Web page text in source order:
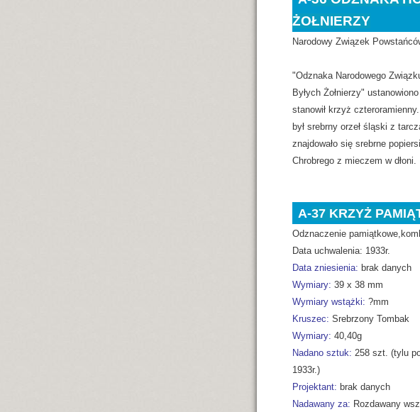
ŻOŁNIERZY
Narodowy Związek
"Odznaka Narodowego
Byłych Żołnierzy"
stanowił krzyż
był srebrny orzeł śląski z
znajdowało się srebrne
Chrobrego z mieczem w dłoni.
A-37 KRZYŻ
Odznaczenie
Data uchwalenia: 1933r.
Data zniesienia: brak danych
Wymiary: 39 x 38 mm
Wymiary wstążki: ?mm
Kruszec: Srebrzony Tombak
Wymiary: 40,40g
Nadano sztuk: 258 szt. (tylu
1933r.)
Projektant: brak danych
Nadawany za: Rozdawany